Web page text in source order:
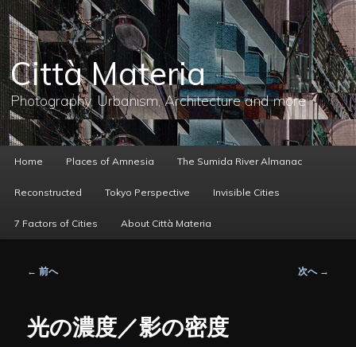
メ
イ
ン
コ
ン
テ
ン
へ
移
動
Città Materia
Photography, Urbanism, Architecture and more
ー
Home Places of Amnesia The Sumida River Almanac
Reconstructed Tokyo Perspective Invisible Cities
7 Factors of Cities About Città Materia
ビ
ゲ
← 前へ 次へ →
光の濃度／影の密度